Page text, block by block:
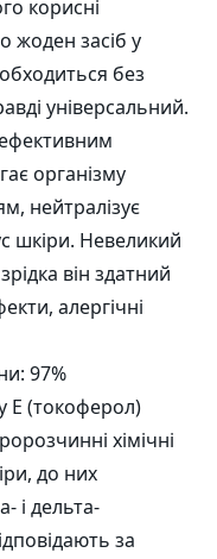
корисні
жоден засіб у
без
універсальний.
ефективним
організму
нейтралізує
шкіри. Невеликий
він здатний
алергічні
97%
Е (токоферол)
хімічні
до них
і дельта-
за